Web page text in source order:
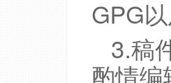
GPG
3.稿
酌情编